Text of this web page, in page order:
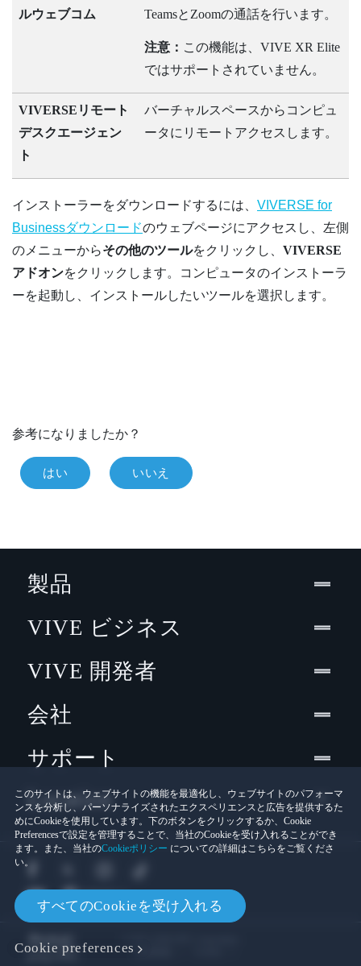
ルウェブコム
Teamsと Zoomの通話を行います。
注意： この機能は、 VIVE XR Elite
ではサポートされていません。
VIVERSEリモート
デスクエージェン
ト
バーチャルスペースからコンピュ
ータにリモートアクセスします。
インストーラーをダウンロードするには、 VIVERSE for
Businessダウンロードのウェブページにアクセスし、左側
のメニューからその他のツールをクリックし、 VIVERSE
アドオンをクリックします。コンピュータのインストーラ
ーを起動し、インストールしたいツールを選択します。
参考になりましたか？
はい いいえ
このサイトは、ウェブサイトの機能を最適化し、ウェブサイトのパフォーマ
ンスを分析し、パーソナライズされたエクスペリエンスと広告を提供するた
めにCookieを使用しています。下のボタンをクリックするか、Cookie
Preferencesで設定を管理することで、当社のCookieを受け入れることができ
ます。また、当社のCookieポリシー についての詳細はこちらをご覧くださ
い。
すべてのCookieを受け入れる
Cookie preferences
製品
VIVE ビジネス
VIVE 開発者
会社
サポート
Location
法的情報